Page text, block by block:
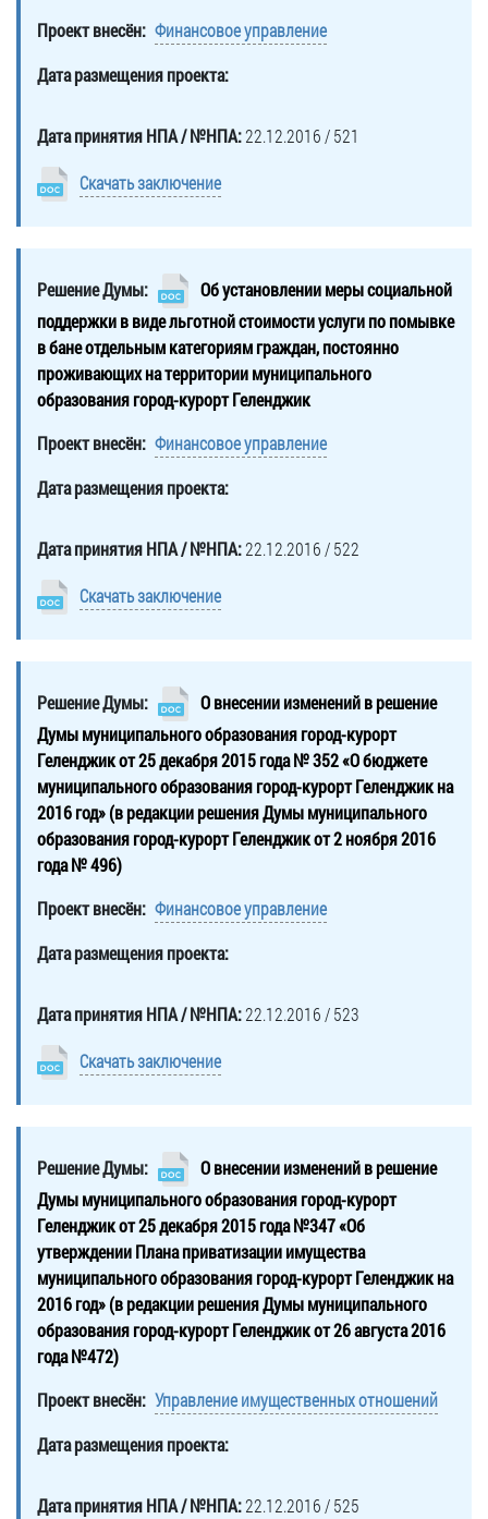
Проект внесён: Финансовое управление
Дата размещения проекта:
Дата принятия НПА / №НПА:22.12.2016 / 521
Скачать заключение
Решение Думы:
Об установлении меры социальной
поддержки в виде льготной стоимости услуги по помывке
в бане отдельным категориям граждан, постоянно
проживающих на территории муниципального
образования город-курорт Геленджик
Проект внесён: Финансовое управление
Дата размещения проекта:
Дата принятия НПА / №НПА:22.12.2016 / 522
Скачать заключение
Решение Думы:
О внесении изменений в решение
Думы муниципального образования город-курорт
Геленджик от 25 декабря 2015 года № 352 «О бюджете
муниципального образования город-курорт Геленджик на
2016 год» (в редакции решения Думы муниципального
образования город-курорт Геленджик от 2 ноября 2016
года № 496)
Проект внесён: Финансовое управление
Дата размещения проекта:
Дата принятия НПА / №НПА:22.12.2016 / 523
Скачать заключение
Решение Думы:
О внесении изменений в решение
Думы муниципального образования город-курорт
Геленджик от 25 декабря 2015 года №347 «Об
утверждении Плана приватизации имущества
муниципального образования город-курорт Геленджик на
2016 год» (в редакции решения Думы муниципального
образования город-курорт Геленджик от 26 августа 2016
года №472)
Проект внесён: Управление имущественных отношений
Дата размещения проекта:
Дата принятия НПА / №НПА:22.12.2016 / 525